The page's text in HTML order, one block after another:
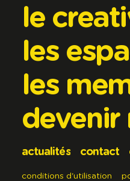
le
les
les
devenir
actualités contact
conditions d'utilisation